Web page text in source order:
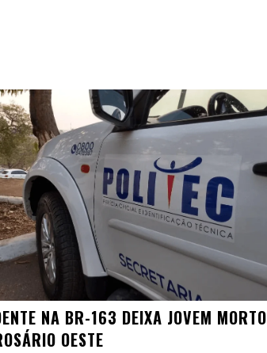
NA BR-163 DEIXA JOVEM MORTO
OESTE